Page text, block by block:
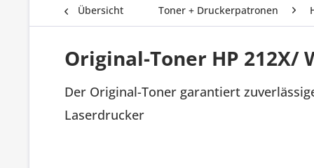
Übersicht Toner + Druckerpatronen
Original-Toner HP 212X/
Der Original-Toner garantiert
Laserdrucker